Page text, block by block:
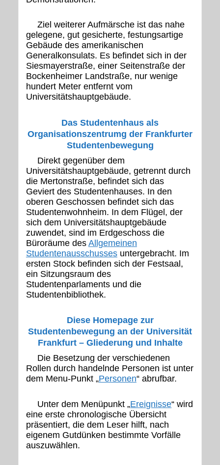
Ziel weiterer Aufmärsche ist das nahe
gelegene, gut gesicherte, festungsartige
Gebäude des amerikanischen
Generalkonsulats. Es befindet sich in der
Siesmayerstraße, einer Seitenstraße der
Bockenheimer Landstraße, nur wenige
hundert Meter entfernt vom
Universitätshauptgebäude.
Das Studentenhaus als
Organisationszentrumg der Frankfurter
Studentenbewegung
Direkt gegenüber dem
Universitätshauptgebäude, getrennt durch
die Mertonstraße, befindet sich das
Geviert des Studentenhauses. In den
oberen Geschossen befindet sich das
Studentenwohnheim. In dem Flügel, der
sich dem Universitätshauptgebäude
zuwendet, sind im Erdgeschoss die
Büroräume des Allgemeinen
Studentenausschussesuntergebracht. Im
ersten Stock befinden sich der Festsaal,
ein Sitzungsraum des
Studentenparlaments und die
Studentenbibliothek.
Diese Homepage zur
Studentenbewegung an der Universität
Frankfurt – Gliederung und Inhalte
Die Besetzung der verschiedenen
Rollen durch handelnde Personen ist unter
dem Menu-Punkt „Personen“ abrufbar.
Unter dem Menüpunkt „Ereignisse“ wird
eine erste chronologische Übersicht
präsentiert, die dem Leser hilft, nach
eigenem Gutdünken bestimmte Vorfälle
auszuwählen.